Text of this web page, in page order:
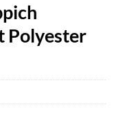
Polyester